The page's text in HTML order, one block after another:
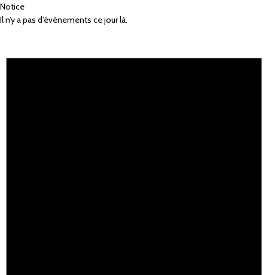
Notice
Il n’y a pas d’évènements ce jour là.